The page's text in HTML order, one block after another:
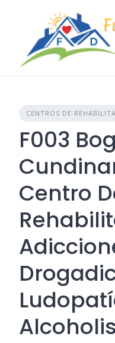
CENTROS DE
F003
Centro